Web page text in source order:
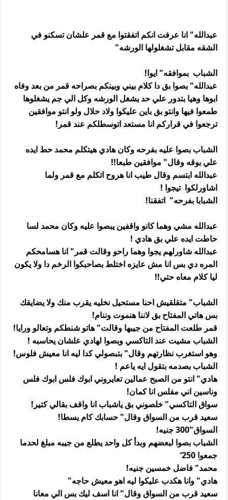
عبدالله" انا عرفت انكم اتفقتوا مع قمر علشان تسكنو في
الشقه مقابل تشغلولها الورشه"
الشباب بموافقه" ايوا!
عبدالله" بصوا بق دا كلام بيني وبينكم بصراحه قمر من بعد وفاه
ابوها وهيا بتدور علي حد يشغل الورشه وكل الي جم يشغلوها
طمعوا فيها وانتو بق باين عليكوا ولاد حلال ولو انتو موافقين
ترجعوا في قراركم انا مستعد اتوسطلكم عند قمر!
الشباب بصوا عليه بفرحه وكان هادي هيتكلم محمد حط ايده
علي بوقه وقال" موافقين طبعا!!
عبدالله ابتسم وقال طيب انا هروح اتكلم مع قمر ولما
اشاورلكوا تيجوا !
الشبابا بفرحه" اتفقنا!
عبدالله مشي وهما كانو واقفين يبصوا عليه وكان محمد لسا
حاطت ايده علي بق هادي !
عبدالله شاورلهم يجوا وهما راحو وقالت قمر" انا هسامحكم
المره دي بس انا مش عايزه اختلط بصاحبكوا الرخم دا ولا يكون
ليا كلام معاه حتي!!
الشباب" متقلقيش احنا مستحيل نخليه يقرب منك ولا يضايقك
بس هاتي المفتاح بق لاننا هنموت وننام!
قمر طلعت المفتاح من جيبها وقالت" هاتو شنطكم وتعالو ورايا!
الشباب مشيت عند التاكسي وبصوا لهادي علشان يحاسبه !
وهو استغرب نظارتهم وقال" بتبصولي كدا ليه انا معيش فلوس!
الشباب بصدمه بتقول ايه ياعم !
هادي" انتو من الصبح عمالين تعايروني ابوك فلس ابوك فلس
وناسين اني مفلس انا كمان!
سواق التاكسي" خلصوني بق ياشباب انا واقف بقالي كتير!
سعيد قرب من السواق وقال" حسابك كام يسطا!
السواق"300 جنيه!
الشباب بصوا لبعضهم وبدأ كل واحد يطلع من جيبه مبلغ لحدما
جمعوا 250’
محمد" فاضل خمسين جنيه!
هادي" وانا هكدب عليكوا ليه اهو معيش حاجه"
سعيد قرب من السواق وقال" انا اسف ليك بس الي معانا